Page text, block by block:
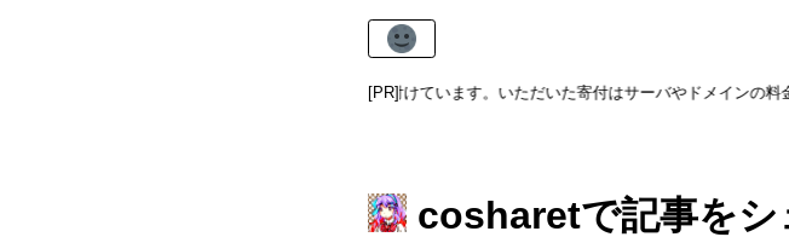
[PR]
を受け付けています。いただいた寄付はサーバやドメインの料金、取
cosharetで記事をシ